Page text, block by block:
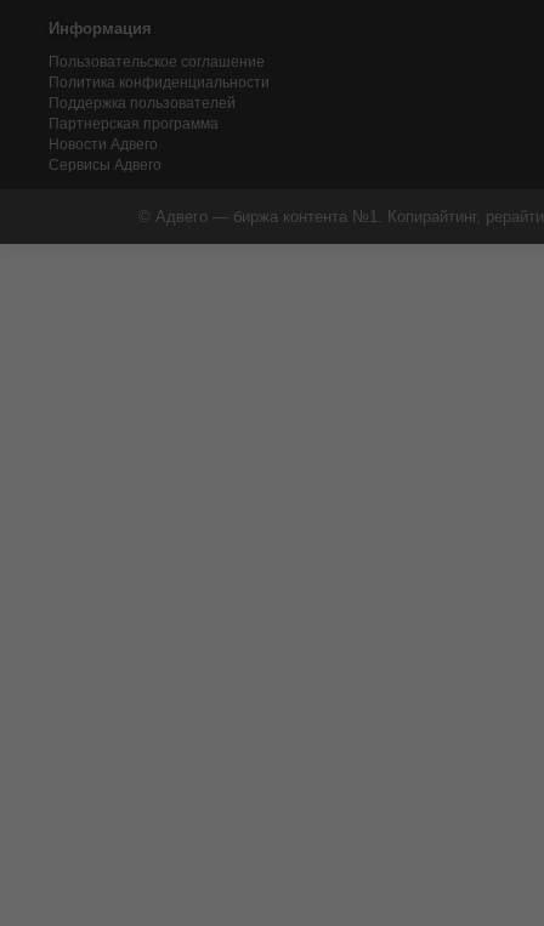
Информация
Пользовательское соглашение
Политика конфиденциальности
Поддержка пользователей
Партнерская программа
Новости Адвего
Сервисы Адвего
© Адвего — биржа контента №1. Копирайтинг,